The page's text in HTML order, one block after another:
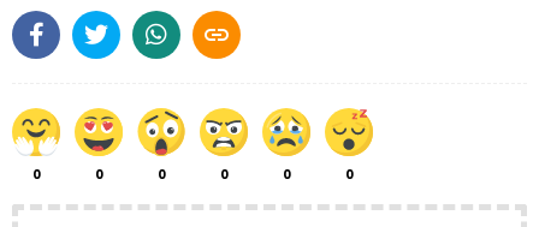

0 0 0 0 0 0